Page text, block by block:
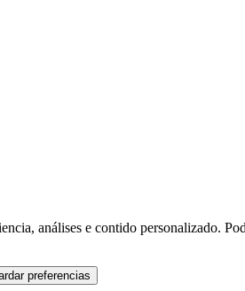
análises e contido personalizado.
preferencias